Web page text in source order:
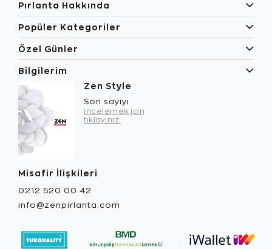
Pırlanta Hakkında
Popüler Kategoriler
Özel Günler
Bilgilerim
Zen Style
Son sayıyı
incelemek için
tıklayınız.
Misafir İlişkileri
0212 520 00 42
info@zenpirlanta.com